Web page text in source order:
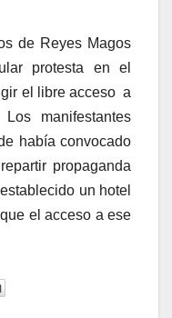
de Reyes Magos
protesta en el
el libre acceso a
manifestantes
había convocado
propaganda
un hotel
el acceso a ese